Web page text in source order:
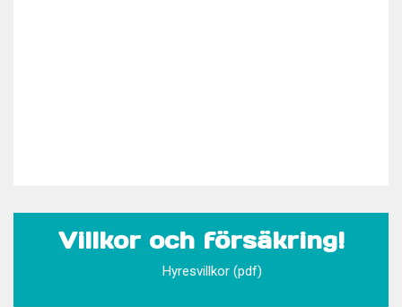
Villkor och försäkring!
Hyresvillkor (pdf)